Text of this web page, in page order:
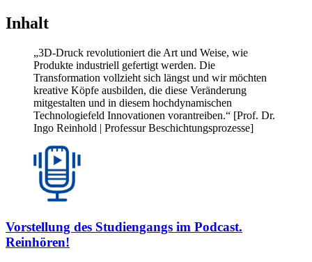
Inhalt
„3D-Druck revolutioniert die Art und Weise, wie
Produkte industriell gefertigt werden. Die
Transformation vollzieht sich längst und wir möchten
kreative Köpfe ausbilden, die diese Veränderung
mitgestalten und in diesem hochdynamischen
Technologiefeld Innovationen vorantreiben.“ [Prof. Dr.
Ingo Reinhold | Professur Beschichtungsprozesse]
Vorstellung des Studiengangs im Podcast.
Reinhören!